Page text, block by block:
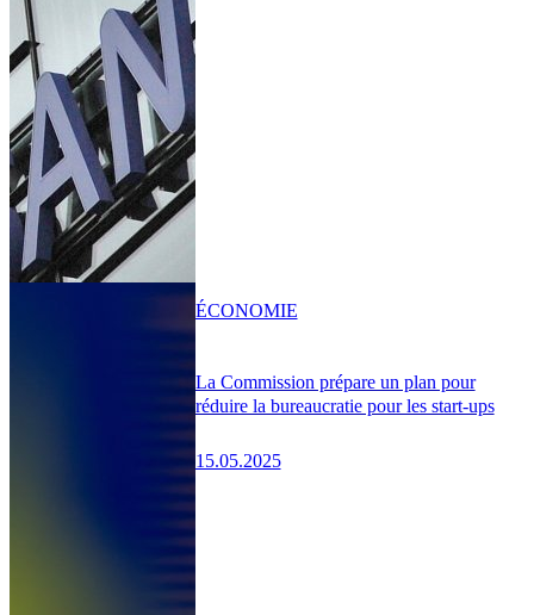
La Commission prépare un plan pour
réduire la bureaucratie pour les start-ups
15.05.2025
ÉCONOMIE